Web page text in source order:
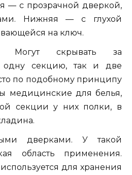
— с прозрачной дверкой,
Нижняя — с глухой
на ключ.
Могут скрывать за
одну секцию, так и две
по подобному принципу
медицинские для белья,
секции у них полки, в
дверками. У такой
область применения.
для хранения